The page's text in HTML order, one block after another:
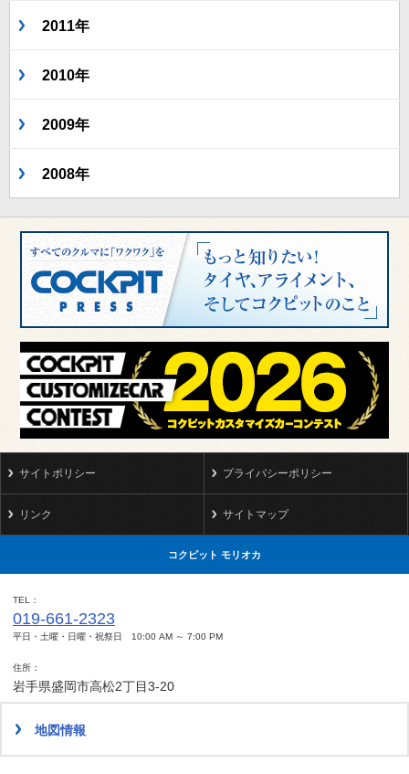
2011年
2010年
2009年
2008年
サイトポリシー プライバシーポリシー
リンク サイトマップ
コクピット モリオカ
TEL
019-661-2323
平日・土曜・日曜・祝祭日 10:00 AM ～ 7:00 PM
住所
岩手県盛岡市高松2丁目3-20
地図情報